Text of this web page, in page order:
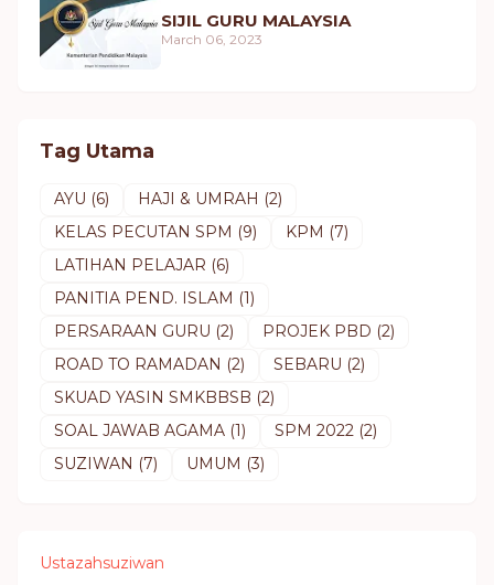
SIJIL GURU MALAYSIA
March 06, 2023
Tag Utama
AYU (6) HAJI & UMRAH (2)
KELAS PECUTAN SPM (9) KPM (7)
LATIHAN PELAJAR (6)
PANITIA PEND. ISLAM (1)
PERSARAAN GURU (2) PROJEK PBD (2)
ROAD TO RAMADAN (2) SEBARU (2)
SKUAD YASIN SMKBBSB (2)
SOAL JAWAB AGAMA (1) SPM 2022 (2)
SUZIWAN (7) UMUM (3)
Ustazahsuziwan